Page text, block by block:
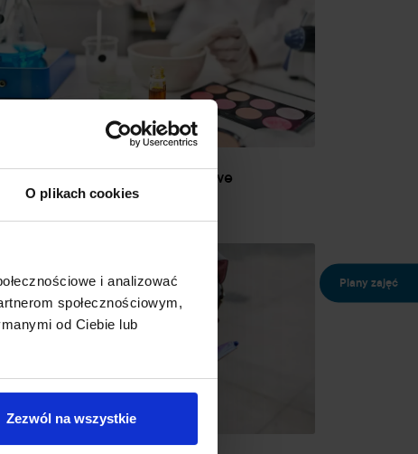
O plikach cookies
i analizować
społecznościowym,
od Ciebie lub
Zezwól na wszystkie
Studia podyplomowe
Plany zajęć